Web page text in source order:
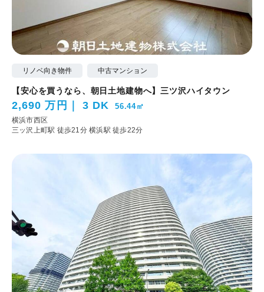
リノベ向き物件 中古マンション
【安心を買うなら、朝日土地建物へ】三ツ沢ハイタウン
2,690 万円 3 DK 56.44㎡
横浜市西区
三ッ沢上町駅 徒歩21分横浜駅 徒歩22分